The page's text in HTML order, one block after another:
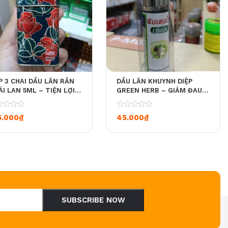
đến 3.345.000₫
3 CHAI DẦU LĂN RẮN
LAN 5ML – TIỆN LỢI,
CÔNG DỤNG, MÙI THẢO
DỄ CHỊU
₫
DẦU LĂN KHUYNH DIỆP
GREEN HERB – GIẢM ĐAU,
THƯ GIÃN, XUA ĐUỔI CÔN
TRÙNG HIỆU QUẢ
0
45.000₫
SUBSCRIBE NOW